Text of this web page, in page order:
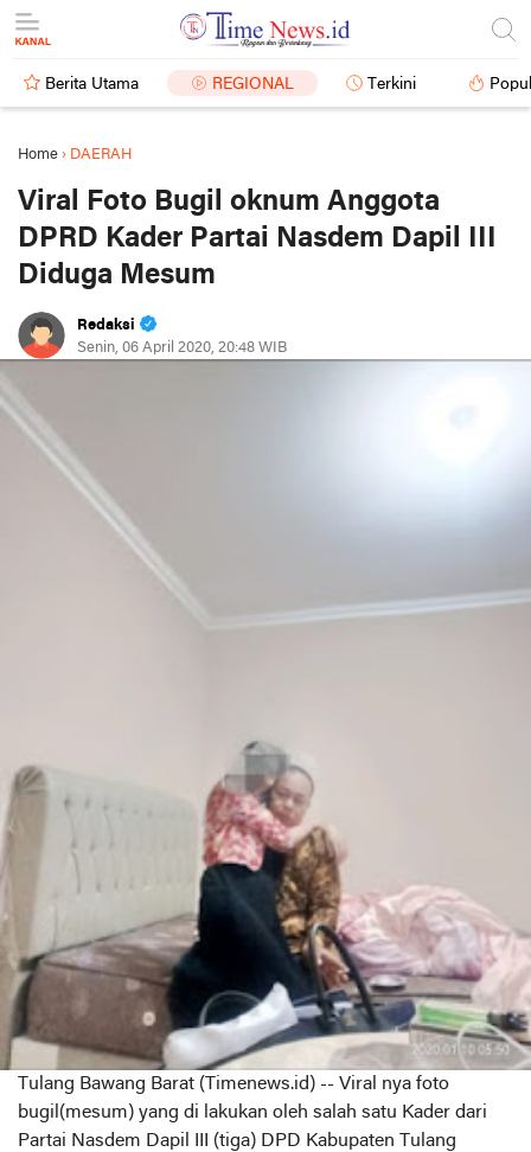
Berita Utama REGIONAL Terkini
Home › DAERAH
Viral Foto Bugil oknum Anggota
DPRD Kader Partai Nasdem Dapil III
Diduga Mesum
Redaksi
Senin, 06 April 2020, 20:48 WIB
Tulang Bawang Barat (Timenews.id) -- Viral nya foto
bugil(mesum) yang di lakukan oleh salah satu Kader dari
Partai Nasdem Dapil III (tiga) DPD Kabupaten Tulang